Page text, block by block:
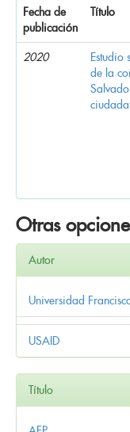
Fecha de
publicación
Título
2020
Estudio
de la
Otras
Autor
Universidad
USAID
Título